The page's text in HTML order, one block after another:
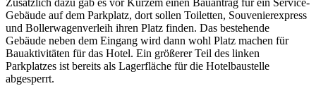
Zusätzlich dazu gab es vor Kurzem einen Bauantrag für ein Service-
Gebäude auf dem Parkplatz, dort sollen Toiletten, Souvenierexpress
und Bollerwagenverleih ihren Platz finden. Das bestehende
Gebäude neben dem Eingang wird dann wohl Platz machen für
Bauaktivitäten für das Hotel. Ein größerer Teil des linken
Parkplatzes ist bereits als Lagerfläche für die Hotelbaustelle
abgesperrt.